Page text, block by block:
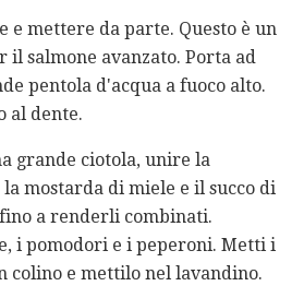
e mettere da parte. Questo è un
il salmone avanzato. Porta ad
pentola d'acqua a fuoco alto.
al dente.
grande ciotola, unire la
mostarda di miele e il succo di
a renderli combinati.
i pomodori e i peperoni. Metti i
colino e mettilo nel lavandino.